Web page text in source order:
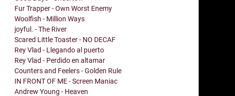
Fur Trapper - Own Worst Enemy
Woolfish - Million Ways
joyful. - The River
Scared Little Toaster - NO DECAF
Rey Vlad - Llegando al puerto
Rey Vlad - Perdido en altamar
Counters and Feelers - Golden Rule
IN FRONT OF ME - Screen Maniac
Andrew Young - Heaven